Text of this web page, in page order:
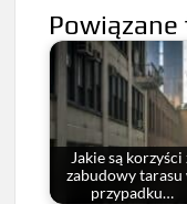
Powiązane
Jakie są korzyści
zabudowy tarasu
przypadku…